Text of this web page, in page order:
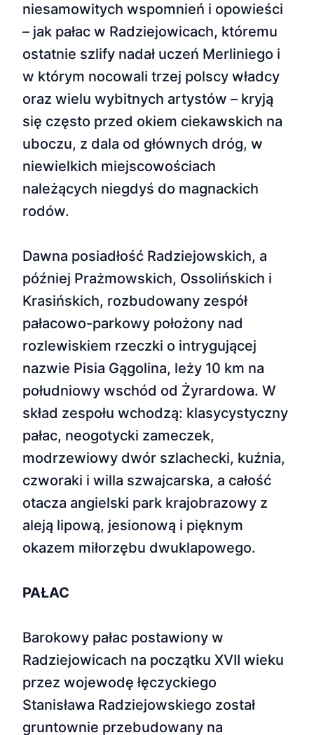
niesamowitych wspomnień i opowieści
– jak pałac w Radziejowicach, któremu
ostatnie szlify nadał uczeń Merliniego i
w którym nocowali trzej polscy władcy
oraz wielu wybitnych artystów – kryją
się często przed okiem ciekawskich na
uboczu, z dala od głównych dróg, w
niewielkich miejscowościach
należących niegdyś do magnackich
rodów.
Dawna posiadłość Radziejowskich, a
później Prażmowskich, Ossolińskich i
Krasińskich, rozbudowany zespół
pałacowo-parkowy położony nad
rozlewiskiem rzeczki o intrygującej
nazwie Pisia Gągolina, leży 10 km na
południowy wschód od Żyrardowa. W
skład zespołu wchodzą: klasycystyczny
pałac, neogotycki zameczek,
modrzewiowy dwór szlachecki, kuźnia,
czworaki i willa szwajcarska, a całość
otacza angielski park krajobrazowy z
aleją lipową, jesionową i pięknym
okazem miłorzębu dwuklapowego.
PAŁAC
Barokowy pałac postawiony w
Radziejowicach na początku XVII wieku
przez wojewodę łęczyckiego
Stanisława Radziejowskiego został
gruntownie przebudowany na